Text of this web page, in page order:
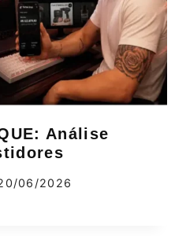
Análise
06/2026